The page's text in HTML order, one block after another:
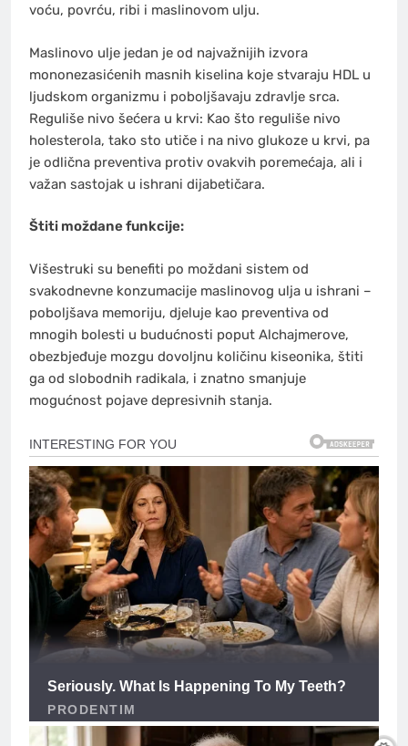
voću, povrću, ribi i maslinovom ulju.
Maslinovo ulje jedan je od najvažnijih izvora
mononezasićenih masnih kiselina koje stvaraju HDL u
ljudskom organizmu i poboljšavaju zdravlje srca.
Reguliše nivo šećera u krvi: Kao što reguliše nivo
holesterola, tako sto utiče i na nivo glukoze u krvi, pa
je odlična preventiva protiv ovakvih poremećaja, ali i
važan sastojak u ishrani dijabetičara.
Štiti moždane funkcije:
Višestruki su benefiti po moždani sistem od
svakodnevne konzumacije maslinovog ulja u ishrani –
poboljšava memoriju, djeluje kao preventiva od
mnogih bolesti u budućnosti poput Alchajmerove,
obezbjeđuje mozgu dovoljnu količinu kiseonika, štiti
ga od slobodnih radikala, i znatno smanjuje
mogućnost pojave depresivnih stanja.